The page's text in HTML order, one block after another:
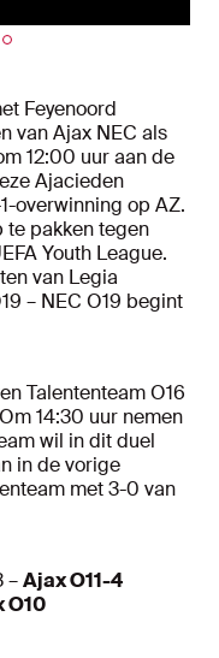
Feyenoord
van Ajax NEC als
12:00 uur aan de
Ajacieden
overwinning op AZ.
te pakken tegen
Youth League.
van Legia
– NEC O19 begint
Talententeam O16
14:30 uur nemen
wil in dit duel
in de vorige
met 3-0 van
–Ajax O11-4
O10